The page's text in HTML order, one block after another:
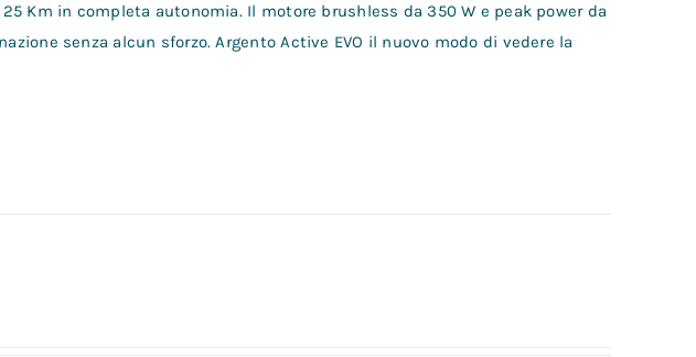
Km in completa autonomia. Il motore brushless da 350 W e peak power da
senza alcun sforzo. Argento Active EVO il nuovo modo di vedere la